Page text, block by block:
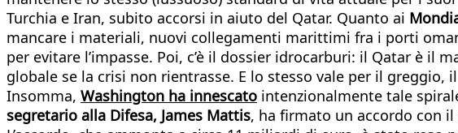
Turchia e Iran, subito accorsi in aiuto del Qatar. Quanto ai
mancare i materiali, nuovi collegamenti marittimi fra i porti
per evitare l’impasse. Poi, c’è il dossier idrocarburi: il Qatar è
globale se la crisi non rientrasse. E lo stesso vale per il
Insomma, Washington ha innescato intenzionalmente tale
segretario alla Difesa, James Mattis, ha firmato un accordo con